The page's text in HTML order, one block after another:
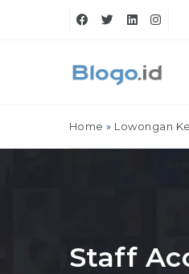
Home » Lowongan
Staff